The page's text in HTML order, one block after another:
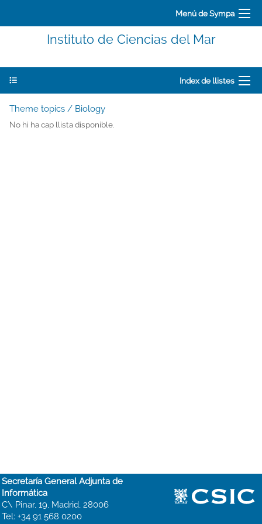
Menú de Sympa
Instituto de Ciencias del Mar
Index de llistes
Theme topics / Biology
No hi ha cap llista disponible.
Secretaría General Adjunta de
Informática
C\ Pinar, 19, Madrid, 28006
Tel: +34 91 568 0200